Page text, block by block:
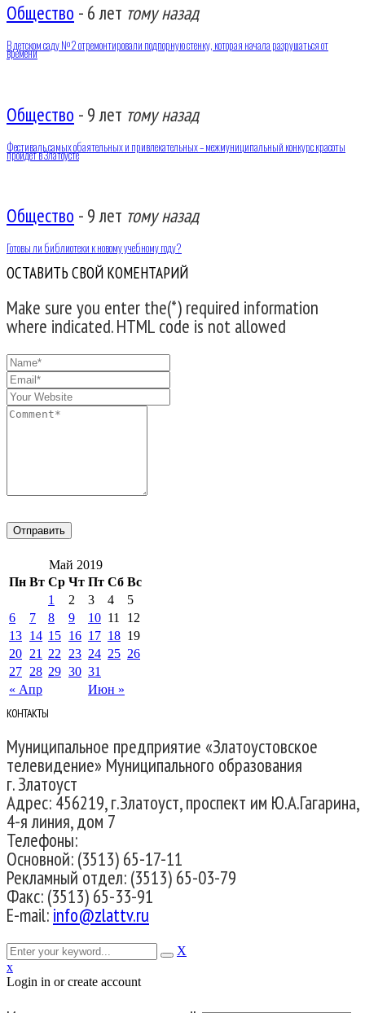
Общество - 6 лет тому назад
В детском саду №2 отремонтировали подпорную стенку, которая начала разрушаться от
времени
Общество - 9 лет тому назад
Фестиваль самых обаятельных и привлекательных – межмуниципальный конкурс красоты
пройдет в Златоусте
Общество - 9 лет тому назад
Готовы ли библиотеки к новому учебному году?
ОСТАВИТЬ СВОЙ КОМЕНТАРИЙ
Make sure you enter the(*) required information
where indicated. HTML code is not allowed
Май 2019
Пн Вт Ср Чт Пт Сб Вс
« Апр Июн »
1 2 3 4
5
6
7 8 9 10 11
12
13 14 15 16 17 18 19
20 21 22 23 24 25 26
27 28 29 30 31
КОНТАКТЫ
Муниципальное предприятие «Златоустовское
телевидение» Муниципального образования
г. Златоуст
Адрес: 456219, г.Златоуст, проспект им Ю.А.Гагарина,
4-я линия, дом 7
Телефоны:
Основной: (3513) 65-17-11
Рекламный отдел: (3513) 65-03-79
Факс: (3513) 65-33-91
E-mail:info@zlattv.ru
X
x
Login in or create account